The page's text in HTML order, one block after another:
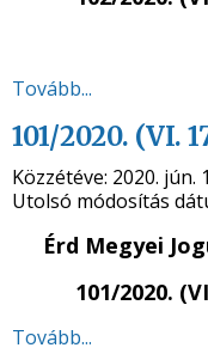
Tovább...
101/2020. (VI.
Közzétéve: 2020. jún.
Utolsó módosítás
Érd Megyei
101/2020.
Tovább...